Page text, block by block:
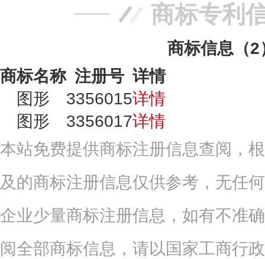
商标专利
商标信息（2
商标名称 注册号 详情
图形
3356015详情
图形
3356017详情
本站免费提供商标注册信息查阅，
及的商标注册信息仅供参考，无任
企业少量商标注册信息，如有不准
阅全部商标信息，请以国家工商行